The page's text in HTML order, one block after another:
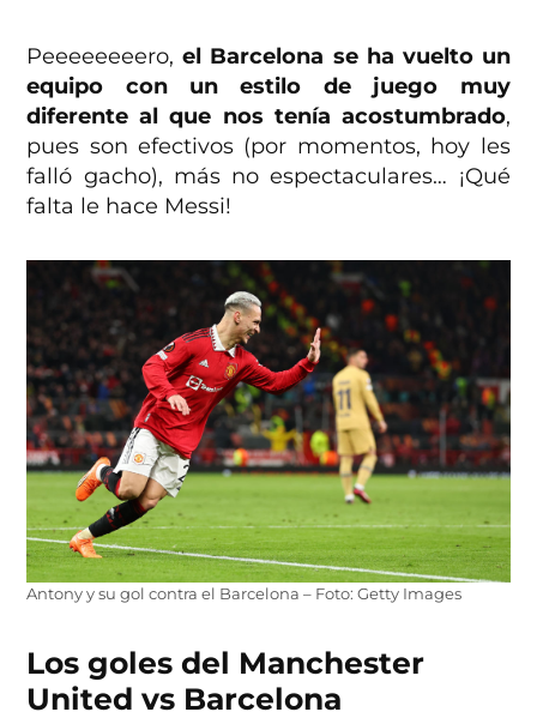
Peeeeeeeero,el Barcelona se ha vuelto un
equipo con un estilo de juego muy
diferente al que nos tenía acostumbrado,
pues son efectivos (por momentos, hoy les
falló gacho), más no espectaculares… ¡Qué
falta le hace Messi!
Antony y su gol contra el Barcelona – Foto: Getty Images
Los goles del Manchester
United vs Barcelona